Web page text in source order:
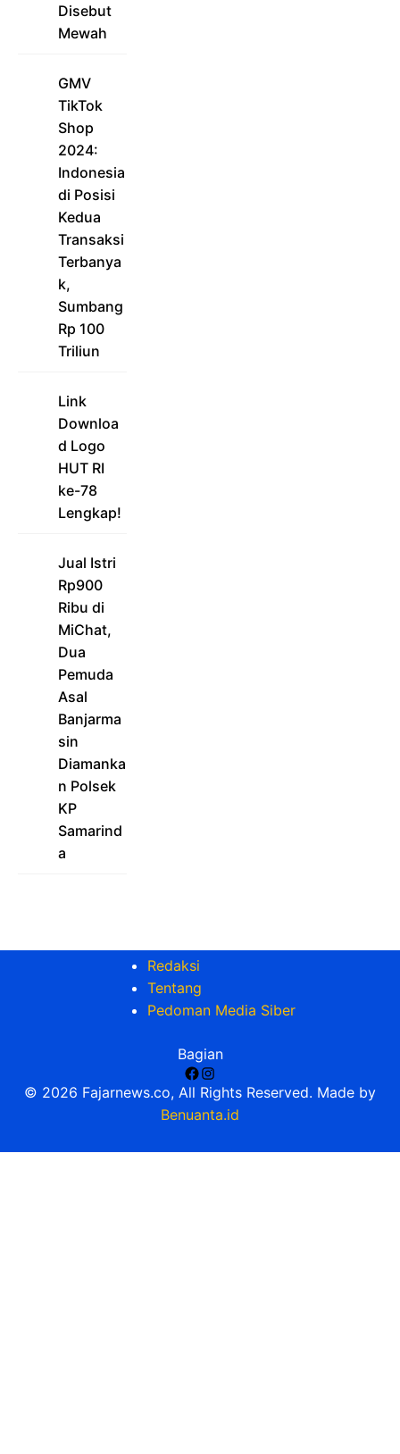
Disebut
Mewah
GMV
TikTok
Shop
2024:
Indonesia
di Posisi
Kedua
Transaksi
Terbanya
k,
Sumbang
Rp 100
Triliun
Link
Downloa
d Logo
HUT RI
ke-78
Lengkap!
Jual Istri
Rp900
Ribu di
MiChat,
Dua
Pemuda
Asal
Banjarma
sin
Diamanka
n Polsek
KP
Samarind
a
Redaksi
Tentang
Pedoman Media Siber
Bagian
Facebook
Instagram
© 2026 Fajarnews.co, All Rights Reserved. Made by
Benuanta.id